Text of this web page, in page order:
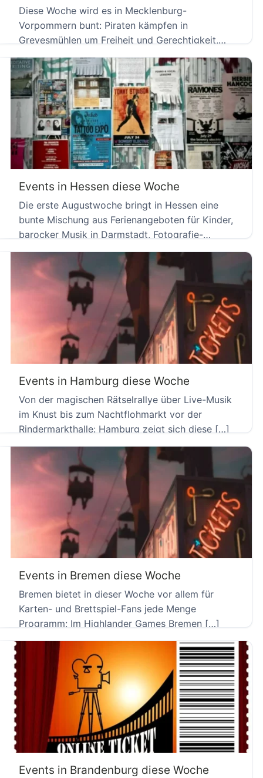
Diese Woche wird es in Mecklenburg-
Vorpommern bunt: Piraten kämpfen in
Grevesmühlen um Freiheit und Gerechtigkeit,
Peter Pan verzaubert […]
Events in Hessen diese Woche
Die erste Augustwoche bringt in Hessen eine
bunte Mischung aus Ferienangeboten für Kinder,
barocker Musik in Darmstadt, Fotografie-
Ausstellungen […]
Events in Hamburg diese Woche
Von der magischen Rätselrallye über Live-Musik
im Knust bis zum Nachtflohmarkt vor der
Rindermarkthalle: Hamburg zeigt sich diese […]
Events in Bremen diese Woche
Bremen bietet in dieser Woche vor allem für
Karten- und Brettspiel-Fans jede Menge
Programm: Im Highlander Games Bremen […]
Events in Brandenburg diese Woche